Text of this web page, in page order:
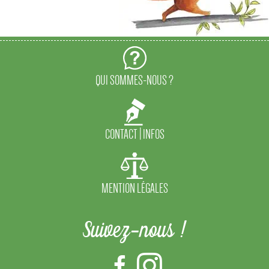
QUI SOMMES-NOUS ?
CONTACT | INFOS
MENTION LÉGALES
Suivez-nous !